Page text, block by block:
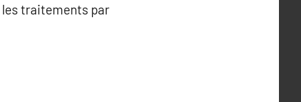
traitements par